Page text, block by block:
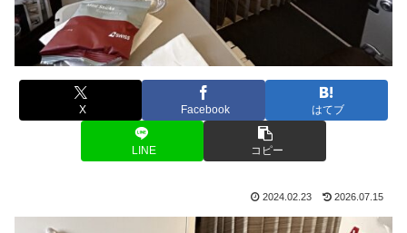
X Facebook はてブ
LINE コピー
2024.02.23 2026.07.15